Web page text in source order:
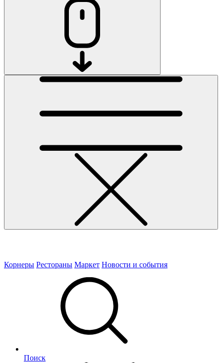
Корнеры Рестораны Маркет Новости и события
Поиск